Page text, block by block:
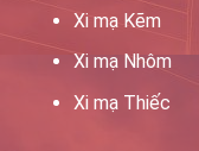
Xi mạ Kẽm
Xi mạ Nhôm
Xi mạ Thiếc